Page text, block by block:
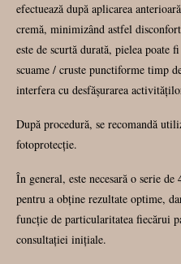
efectuează după aplicarea
cremă, minimizând astfel
este de scurtă durată, pielea poate
scuame / cruste punctiforme timp
interfera cu desfășurarea
După procedură, se recomandă
fotoprotecție.
În general, este necesară o serie
pentru a obține rezultate optime,
funcție de particularitatea fiecărui
consultației inițiale.